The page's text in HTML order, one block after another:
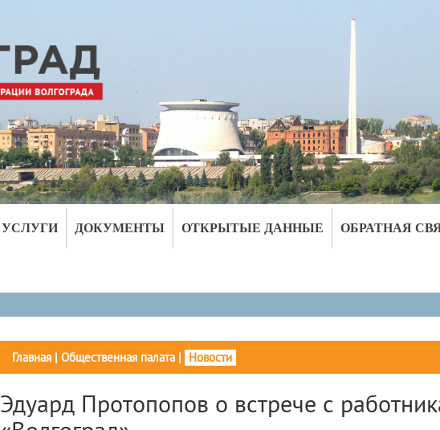
УСЛУГИ ДОКУМЕНТЫ ОТКРЫТЫЕ ДАННЫЕ ОБРАТНАЯ
Главная| Общественная палата| Новости
Эдуард Протопопов о встрече с